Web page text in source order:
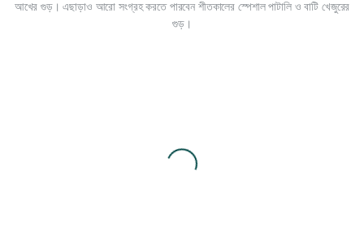
আখের গুড়। এছাড়াও আরো সংগ্রহ করতে পারবেন শীতকালের স্পেশাল পাটালি ও বাটি খেজুরের
গুড়।